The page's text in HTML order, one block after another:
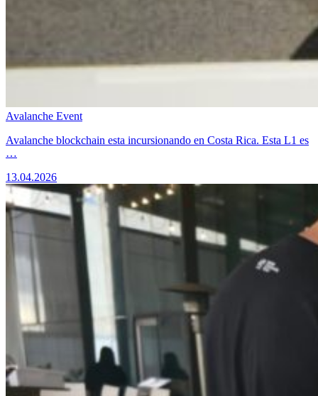
Avalanche Event
Avalanche blockchain esta incursionando en Costa Rica. Esta L1 es
…
13.04.2026